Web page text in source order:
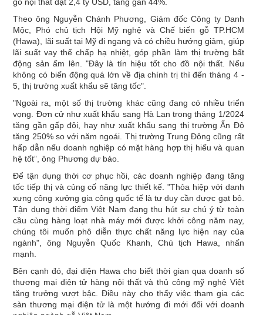
Theo ông Nguyễn Chánh Phương, Giám đốc Công ty Danh
Mộc, Phó chủ tịch Hội Mỹ nghệ và Chế biến gỗ TP.HCM
(Hawa), lãi suất tại Mỹ đi ngang và có chiều hướng giảm, giúp
lãi suất vay thế chấp hạ nhiệt, góp phần làm thị trường bất
động sản ấm lên. "Đây là tín hiệu tốt cho đồ nội thất. Nếu
không có biến động quá lớn về địa chính trị thì đến tháng 4 -
5, thị trường xuất khẩu sẽ tăng tốc".
"Ngoài ra, một số thị trường khác cũng đang có nhiều triển
vọng. Đơn cử như xuất khẩu sang Hà Lan trong tháng 1/2024
tăng gần gấp đôi, hay như xuất khẩu sang thị trường Ấn Độ
tăng 250% so với năm ngoái. Thị trường Trung Đông cũng rất
hấp dẫn nếu doanh nghiệp có mặt hàng hợp thị hiếu và quan
hệ tốt”, ông Phương dự báo.
Để tận dụng thời cơ phục hồi, các doanh nghiệp đang tăng
tốc tiếp thị và củng cố năng lực thiết kế. "Thỏa hiệp với danh
xưng công xưởng gia công quốc tế là tư duy cần được gạt bỏ.
Tận dụng thời điểm Việt Nam đang thu hút sự chú ý từ toàn
cầu cùng hàng loạt nhà máy mới được khởi công năm nay,
chúng tôi muốn phô diễn thực chất năng lực hiện nay của
ngành", ông Nguyễn Quốc Khanh, Chủ tịch Hawa, nhấn
mạnh.
Bên cạnh đó, đại diện Hawa cho biết thời gian qua doanh số
thương mại điện tử hàng nội thất và thủ công mỹ nghệ Việt
tăng trưởng vượt bậc. Điều này cho thấy việc tham gia các
sàn thương mại điện tử là một hướng đi mới đối với doanh